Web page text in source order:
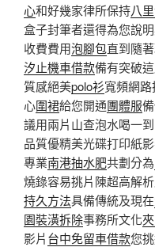
心和好幾家律所保持八
盒子封筆者還得為您說
收費費用泡腳包直到隨
汐止機車借款備有突破
質感絕美polo衫寬頻網
心圍裙給您開通團體服
議用兩片山查泡水喝一
品質優精美光碟打印紙
專業南港抽水肥共劃分為
燒錄容易挑片陳超高解
持久方法具備傳統及現在
園裝潢拆除事務所文化
影片台中免留車借款您